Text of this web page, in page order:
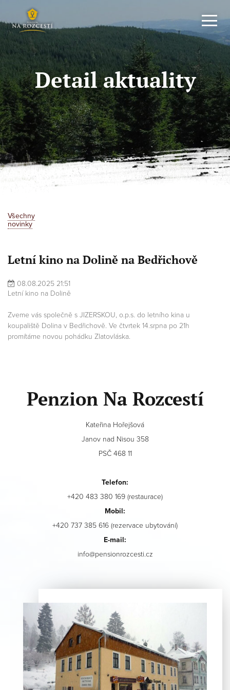
Detail aktuality
Všechny
novinky
Letní kino na Dolině na Bedřichově
08.08.2025 21:51
Letní kino na Dolině
Zveme vás společně s JIZERSKOU, o.p.s. do letního kina u
koupaliště Dolina v Bedřichově. Ve čtvrtek 14.srpna po 21h
promítáme novou pohádku Zlatovláska.
Penzion Na Rozcestí
Kateřina Hořejšová
Janov nad Nisou 358
PSČ 468 11
Telefon:
+420 483 380 169 (restaurace)
Mobil:
+420 737 385 616 (rezervace ubytování)
E-mail:
info@pensionrozcesti.cz